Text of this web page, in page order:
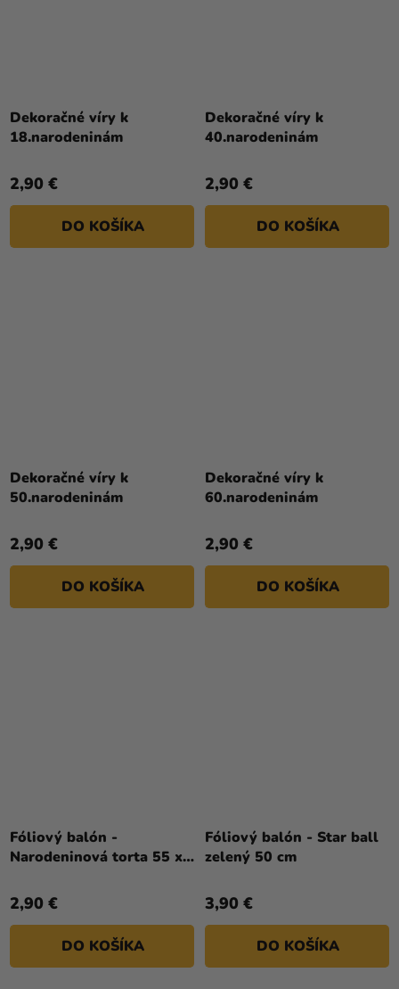
Dekoračné víry k
18.narodeninám
2,90 €
DO KOŠÍKA
Dekoračné víry k
40.narodeninám
2,90 €
DO KOŠÍKA
Dekoračné víry k
50.narodeninám
2,90 €
DO KOŠÍKA
Dekoračné víry k
60.narodeninám
2,90 €
DO KOŠÍKA
Fóliový balón -
Narodeninová torta 55 x
2,90 €
DO KOŠÍKA
Fóliový balón - Star ball
zelený 50 cm
3,90 €
DO KOŠÍKA